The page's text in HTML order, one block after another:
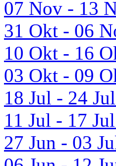
07 Nov - 13
31 Okt - 06
10 Okt - 16
03 Okt - 09
18 Jul - 24
11 Jul - 17
27 Jun - 03